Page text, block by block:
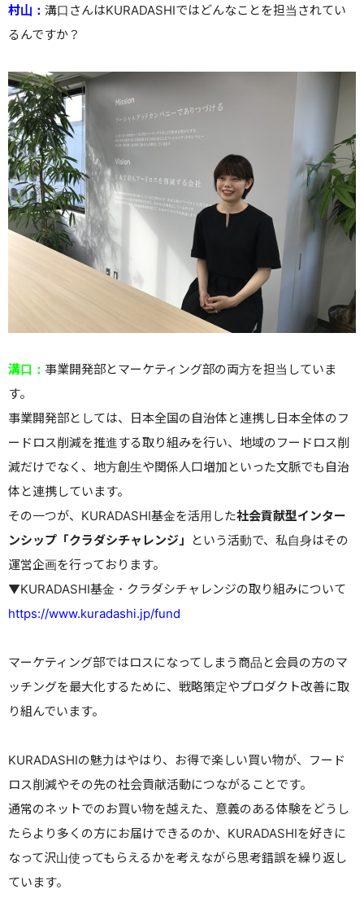
村山： 溝口さんはKURADASHIではどんなことを担当されてい
るんですか？
溝口： 事業開発部とマーケティング部の両方を担当していま
す。
事業開発部としては、日本全国の自治体と連携し日本全体のフ
ードロス削減を推進する取り組みを行い、地域のフードロス削
減だけでなく、地方創生や関係人口増加といった文脈でも自治
体と連携しています。
その一つが、KURADASHI基金を活用した社会貢献型インター
ンシップ「クラダシチャレンジ」
という活動で、私自身はその
運営企画を行っております。
▼KURADASHI基金・クラダシチャレンジの取り組みについて
https://www.kuradashi.jp/fund
マーケティング部ではロスになってしまう商品と会員の方のマ
ッチングを最大化するために、戦略策定やプロダクト改善に取
り組んでいます。
KURADASHIの魅力はやはり、お得で楽しい買い物が、フード
ロス削減やその先の社会貢献活動につながることです。
通常のネットでのお買い物を越えた、意義のある体験をどうし
たらより多くの方にお届けできるのか、KURADASHIを好きに
なって沢山使ってもらえるかを考えながら思考錯誤を繰り返し
ています。